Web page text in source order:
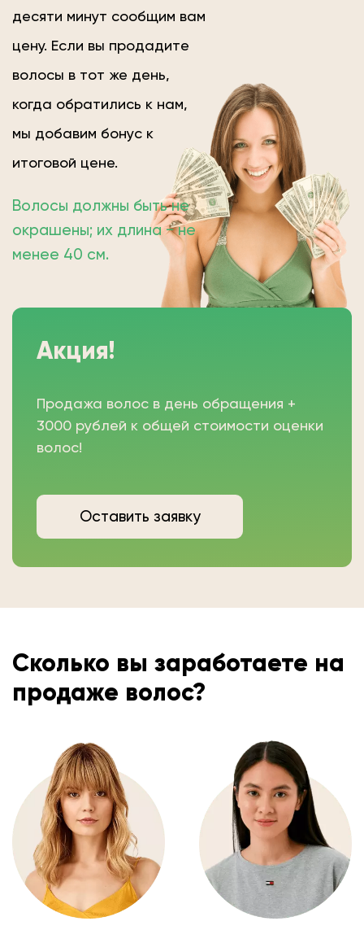
десяти минут сообщим вам
цену. Если вы продадите
волосы в тот же день,
когда обратились к нам,
мы добавим бонус к
итоговой цене.
Волосы должны быть не
окрашены; их длина − не
менее 40 см.
Акция!
Продажа волос в день обращения +
3000 рублей к общей стоимости оценки
волос!
Оставить заявку
Сколько вы заработаете на
продаже волос?